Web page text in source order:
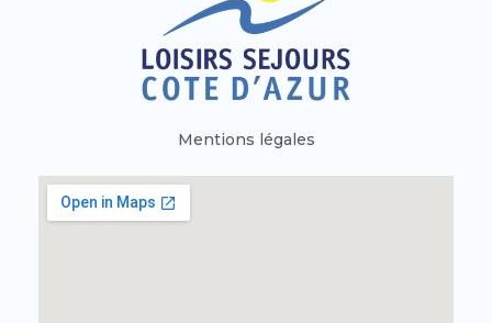
Mentions légales